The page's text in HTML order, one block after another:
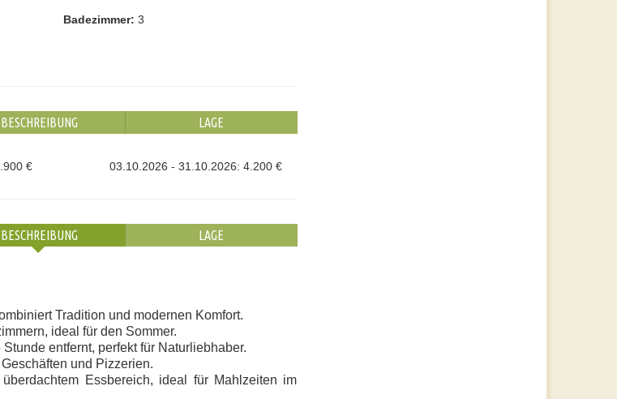
Badezimmer: 3
BESCHREIBUNG LAGE
€ 03.10.2026 - 31.10.2026: 4.200 €
BESCHREIBUNG LAGE
Tradition und modernen Komfort.
ideal für den Sommer.
entfernt, perfekt für Naturliebhaber.
und Pizzerien.
Essbereich, ideal für Mahlzeiten im